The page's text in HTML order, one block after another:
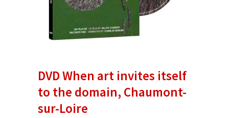
DVD When art invites itself
to the domain, Chaumont-
sur-Loire